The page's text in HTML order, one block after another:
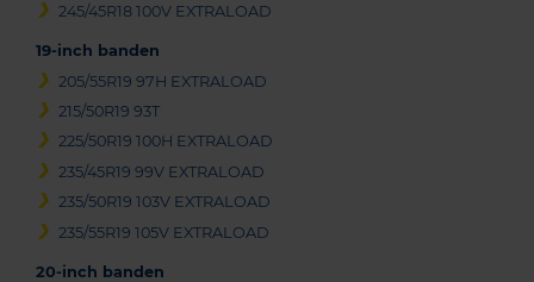
245/45R18 100V EXTRALOAD
19-inch banden
205/55R19 97H EXTRALOAD
215/50R19 93T
225/50R19 100H EXTRALOAD
235/45R19 99V EXTRALOAD
235/50R19 103V EXTRALOAD
235/55R19 105V EXTRALOAD
20-inch banden